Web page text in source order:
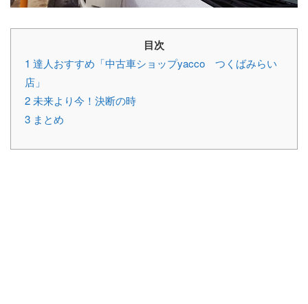
目次
1 達人おすすめ「中古車ショップyacco つくばみらい
店」
2未来より今！決断の時
3 まとめ